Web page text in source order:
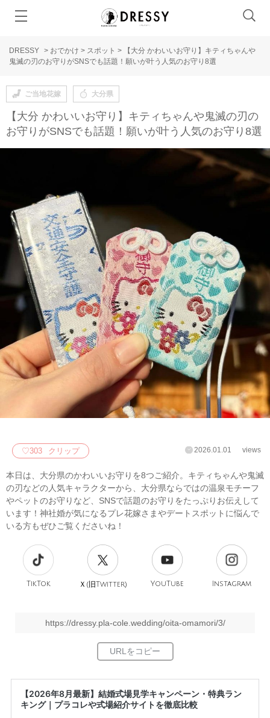
DRESSY > おでかけ > スポット >
【大分 かわいいお守り】キティちゃんや
鬼滅の刃のお守りがSNSでも話題！願いが叶う人気のお守り8選
ご当地花嫁 大分県
【大分 かわいいお守り】キティちゃんや鬼滅の刃の
お守りがSNSでも話題！願いが叶う人気のお守り8選
♡303 クリップ 2026.01.01 views
本日は、大分県のかわいいお守りを8つご紹介。キティちゃんや鬼滅
の刃などの人気キャラクターから、大分県ならではの温泉モチーフ
やペットのお守りなど、SNSで話題のお守りをたっぷりお伝えして
います！神社婚が気になるプレ花嫁さまやデートスポットに悩んで
いる方もぜひご覧くださいね！
TikTok Ｘ(旧Twitter) YouTube Instagram
https://dressy.pla-cole.wedding/oita-omamori/3/
【2026年8月最新】結婚式場見学キャンペーン・特典ラン
キング｜プラコレや式場紹介サイトを徹底比較